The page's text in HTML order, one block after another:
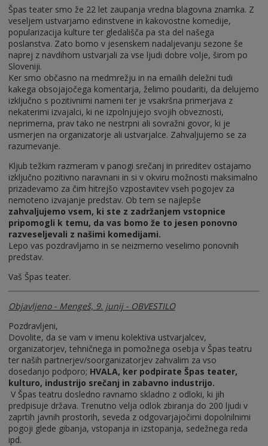
Špas teater smo že 22 let zaupanja vredna blagovna znamka. Z
veseljem ustvarjamo edinstvene in kakovostne komedije,
popularizacija kulture ter gledališča pa sta del našega
poslanstva. Zato bomo v jesenskem nadaljevanju sezone še
naprej z navdihom ustvarjali za vse ljudi dobre volje, širom po
Sloveniji.
Ker smo občasno na medmrežju in na emailih deležni tudi
kakega obsojajočega komentarja, želimo poudariti, da delujemo
izključno s pozitivnimi nameni ter je vsakršna primerjava z
nekaterimi izvajalci, ki ne izpolnjujejo svojih obveznosti,
neprimerna, prav tako ne nestrpni ali sovražni govor, ki je
usmerjen na organizatorje ali ustvarjalce. Zahvaljujemo se za
razumevanje.
Kljub težkim razmeram v panogi srečanj in prireditev ostajamo
izključno pozitivno naravnani in si v okviru možnosti maksimalno
prizadevamo za čim hitrejšo vzpostavitev vseh pogojev za
nemoteno izvajanje predstav. Ob tem se najlepše
zahvaljujemo vsem, ki ste z zadržanjem vstopnice
pripomogli k temu, da vas bomo že to jesen ponovno
razveseljevali z našimi komedijami.
Lepo vas pozdravljamo in se neizmerno veselimo ponovnih
predstav.
Vaš Špas teater.
Objavljeno - Mengeš, 9. junij - OBVESTILO
Pozdravljeni,
Dovolite, da se vam v imenu kolektiva ustvarjalcev,
organizatorjev, tehničnega in pomožnega osebja v Špas teatru
ter naših partnerjev/soorganizatorjev zahvalim za vso
dosedanjo podporo; HVALA, ker podpirate Špas teater,
kulturo, industrijo srečanj in zabavno industrijo.
V Špas teatru dosledno ravnamo skladno z odloki, ki jih
predpisuje država. Trenutno velja odlok zbiranja do 200 ljudi v
zaprtih javnih prostorih, seveda z odgovarjajočimi dopolnilnimi
pogoji glede gibanja, vstopanja in izstopanja, sedežnega reda
ipd.